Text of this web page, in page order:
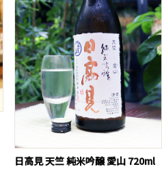
日高見 天竺 純米吟醸 愛山 720ml